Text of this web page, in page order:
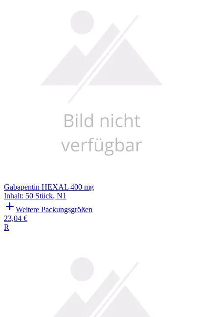
Gabapentin HEXAL 400 mg
Inhalt: 50 Stück, N1
Weitere Packungsgrößen
23,04 €
R